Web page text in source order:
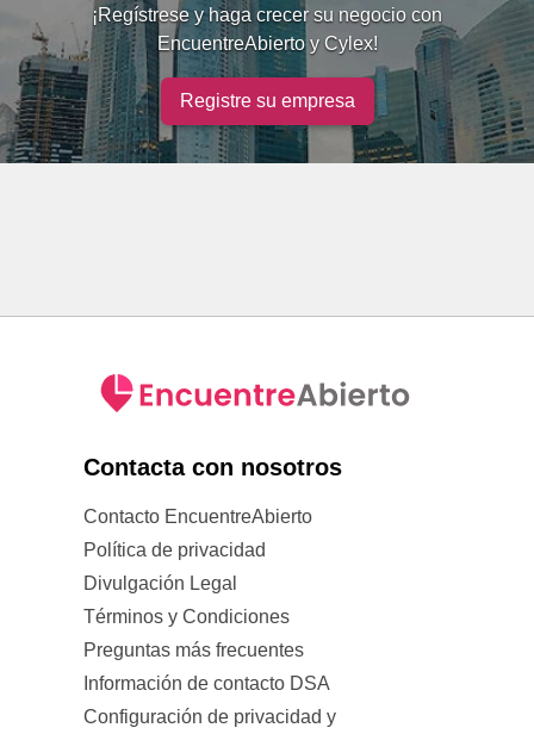
¡Regístrese y haga crecer su negocio con
EncuentreAbierto y Cylex!
Registre su empresa
Contacta con nosotros
Contacto EncuentreAbierto
Política de privacidad
Divulgación Legal
Términos y Condiciones
Preguntas más frecuentes
Información de contacto DSA
Configuración de privacidad y